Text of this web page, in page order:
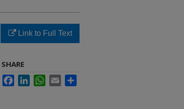
Link to Full Text
SHARE
FacebookLinkedInWhatsApp
Email